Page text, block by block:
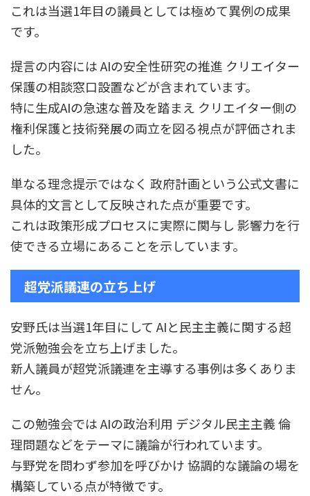
これは当選1年目の議員としては極めて異例の成果
です。
提言の内容には AIの安全性研究の推進 クリエイター
保護の相談窓口設置などが含まれています。
特に生成AIの急速な普及を踏まえ クリエイター側の
権利保護と技術発展の両立を図る視点が評価されま
した。
単なる理念提示ではなく 政府計画という公式文書に
具体的文言として反映された点が重要です。
これは政策形成プロセスに実際に関与し 影響力を行
使できる立場にあることを示しています。
超党派議連の立ち上げ
安野氏は当選1年目にして AIと民主主義に関する超
党派勉強会を立ち上げました。
新人議員が超党派議連を主導する事例は多くありま
せん。
この勉強会では AIの政治利用 デジタル民主主義 倫
理問題などをテーマに議論が行われています。
与野党を問わず参加を呼びかけ 協調的な議論の場を
構築している点が特徴です。